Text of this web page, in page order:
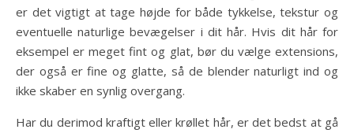
er det vigtigt at tage højde for både tykkelse, tekstur og
eventuelle naturlige bevægelser i dit hår. Hvis dit hår for
eksempel er meget fint og glat, bør du vælge extensions,
der også er fine og glatte, så de blender naturligt ind og
ikke skaber en synlig overgang.
Har du derimod kraftigt eller krøllet hår, er det bedst at gå